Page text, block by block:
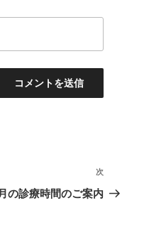
の
次
の診療時間のご案内